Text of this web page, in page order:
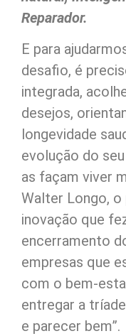
Reparador.
E para
desafio, é
integrada,
desejos,
longevidade
evolução do
as façam viver
Walter Longo,
inovação que
encerramento
empresas que
com o bem-
entregar a
e parecer bem”.